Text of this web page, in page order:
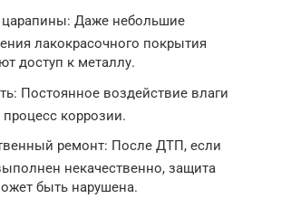
Даже небольшие
лакокрасочного покрытия
доступ к металлу.
Постоянное воздействие влаги
процесс коррозии.
ремонт: После ДТП, если
некачественно, защита
быть нарушена.